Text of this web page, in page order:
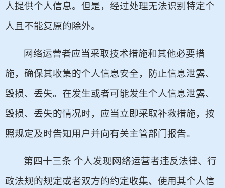
人提供个人信息。但是，经过处理无法识别特定个
人且不能复原的除外。
网络运营者应当采取技术措施和其他必要措
施，确保其收集的个人信息安全，防止信息泄露、
毁损、丢失。在发生或者可能发生个人信息泄露、
毁损、丢失的情况时，应当立即采取补救措施，按
照规定及时告知用户并向有关主管部门报告。
第四十三条 个人发现网络运营者违反法律、行
政法规的规定或者双方的约定收集、使用其个人信